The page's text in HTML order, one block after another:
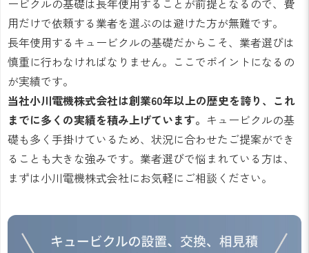
ービクルの基礎は長年使用することが前提となるので、費
用だけで依頼する業者を選ぶのは避けた方が無難です。
長年使用するキュービクルの基礎だからこそ、業者選びは
慎重に行わなければなりません。ここでポイントになるの
が実績です。
当社小川電機株式会社は創業60年以上の歴史を誇り、これ
までに多くの実績を積み上げています。 キュービクルの基
礎も多く手掛けているため、状況に合わせたご提案ができ
ることも大きな強みです。業者選びで悩まれている方は、
まずは小川電機株式会社にお気軽にご相談ください。